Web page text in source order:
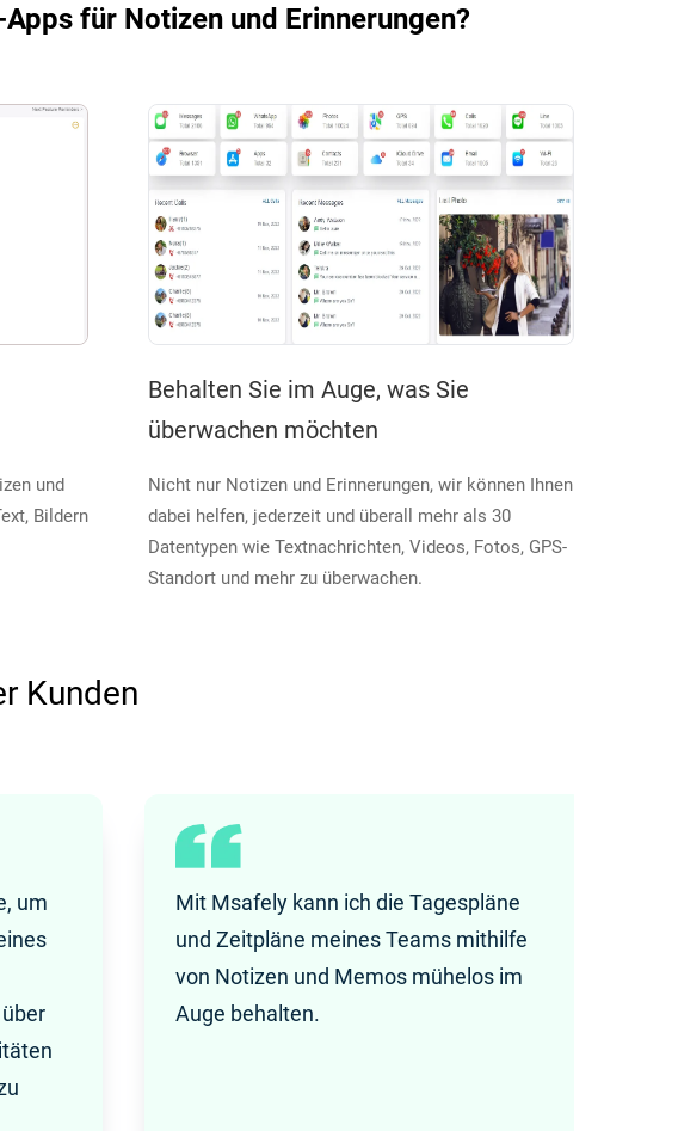
für Notizen und Erinnerungen?
und
Bildern
Behalten Sie im Auge, was Sie
überwachen möchten
Nicht nur Notizen und Erinnerungen, wir können Ihnen
dabei helfen, jederzeit und überall mehr als 30
Datentypen wie Textnachrichten, Videos, Fotos, GPS-
Standort und mehr zu überwachen.
Kunden
um
Mit Msafely kann ich die Tagespläne
und Zeitpläne meines Teams mithilfe
von Notizen und Memos mühelos im
Auge behalten.